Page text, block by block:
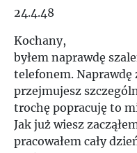
24.4.48
Kochany,
byłem naprawdę
telefonem. Naprawdę
przejmujesz
trochę popracuję to
Jak już wiesz
pracowałem cały